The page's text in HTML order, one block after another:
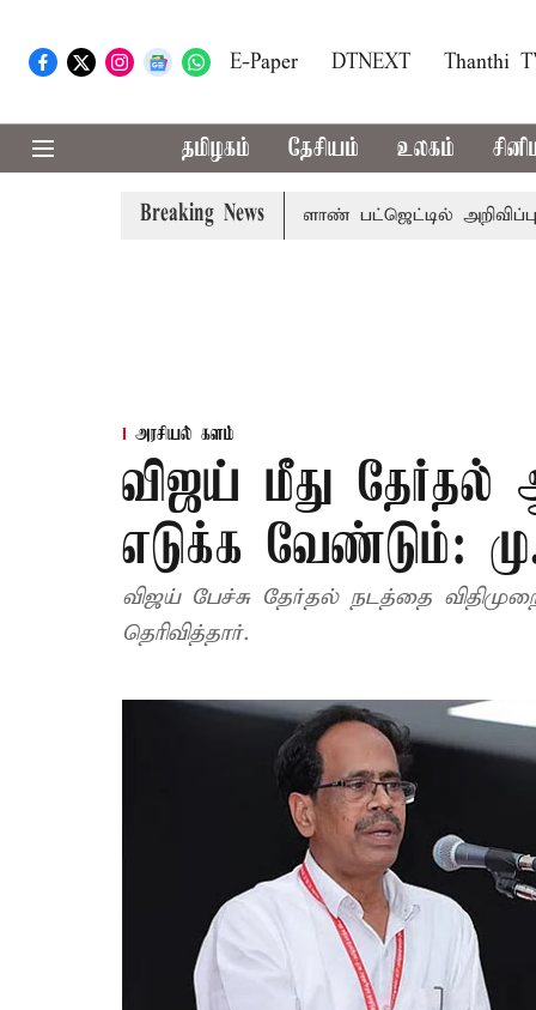
E-Paper DTNEXT Thanthi
தமிழகம் தேசியம் உலகம்
Breaking News
கோடி ஒதுக்கீடு; வேளாண் பட்ஜெட்டில் அறிவிப்பு
அரசியல் களம்
விஜய் மீது
எடுக்க வேண்டும்:
விஜய் பேச்சு தேர்தல் நடத்தை
தெரிவித்தார்.